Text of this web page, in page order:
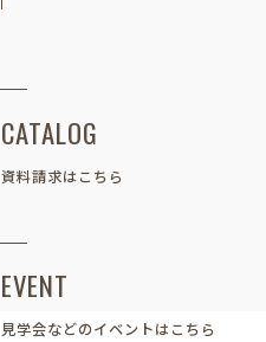
CATALOG
資料請求はこちら
EVENT
見学会などのイベントはこちら